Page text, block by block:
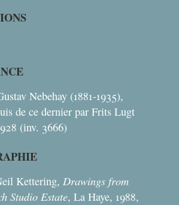
Nebehay (1881-1935),
de ce dernier par Frits Lugt
(inv. 3666)
Kettering, Drawings from
Studio Estate, La Haye, 1988,